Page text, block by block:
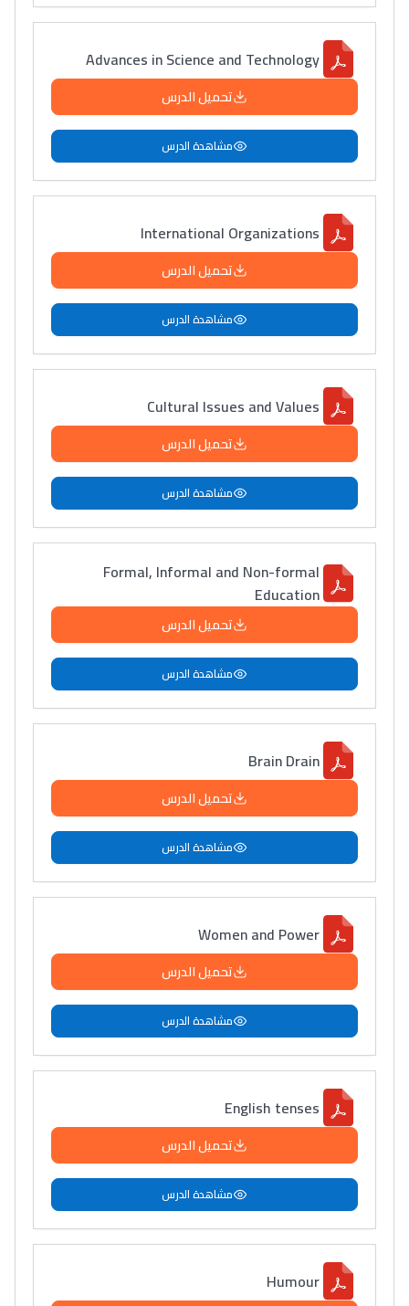
Advances in Science and Technology
تحميل الدرس
مشاهدة الدرس
International Organizations
تحميل الدرس
مشاهدة الدرس
Cultural Issues and Values
تحميل الدرس
مشاهدة الدرس
Formal, Informal and Non-formal
Education
تحميل الدرس
مشاهدة الدرس
Brain Drain
تحميل الدرس
مشاهدة الدرس
Women and Power
تحميل الدرس
مشاهدة الدرس
English tenses
تحميل الدرس
مشاهدة الدرس
Humour